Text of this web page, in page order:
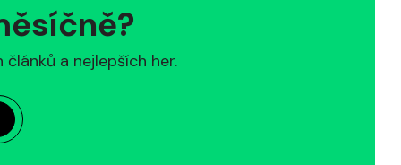
a nejlepších her.